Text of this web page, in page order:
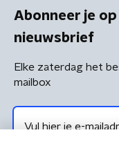
Abonneer je
nieuwsbrief
Elke zaterdag het
mailbox